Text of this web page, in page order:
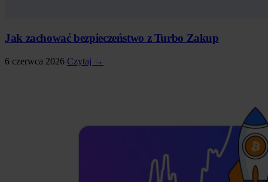
Jak zachować bezpieczeństwo z Turbo Zakup
6 czerwca 2026 Czytaj →